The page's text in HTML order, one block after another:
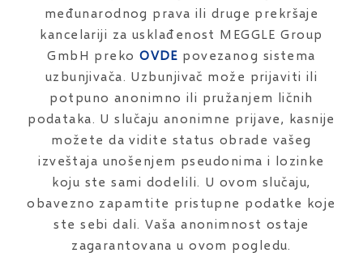
međunarodnog prava ili druge prekršaje
kancelariji za usklađenost MEGGLE Group
GmbH prekoOVDE povezanog sistema
uzbunjivača. Uzbunjivač može prijaviti ili
potpuno anonimno ili pružanjem ličnih
podataka. U slučaju anonimne prijave, kasnije
možete da vidite status obrade vašeg
izveštaja unošenjem pseudonima i lozinke
koju ste sami dodelili. U ovom slučaju,
obavezno zapamtite pristupne podatke koje
ste sebi dali. Vaša anonimnost ostaje
zagarantovana u ovom pogledu.